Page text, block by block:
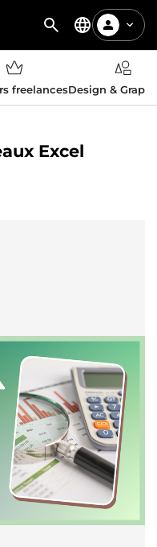
freelancesDesign &
Excel